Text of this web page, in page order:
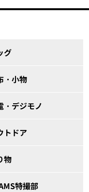
グ
・小物
・デジモノ
トドア
物
特撮部